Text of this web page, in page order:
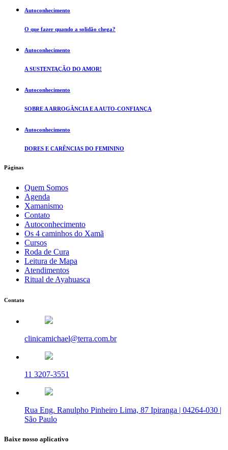
Autoconhecimento
O que fazer quando a solidão chega?
Autoconhecimento
A SUSTENTAÇÃO DO AMOR!
Autoconhecimento
SOBRE A ARROGÂNCIA E A AUTO-CONFIANÇA
Autoconhecimento
DORES E CARÊNCIAS DO FEMININO
Páginas
Quem Somos
Agenda
Xamanismo
Contato
Autoconhecimento
Os 4 caminhos do Xamã
Cursos
Roda de Cura
Leitura de Mapa
Atendimentos
Ritual de Ayahuasca
Contato
clinicamichael@terra.com.br
11 3207-3551
Rua Eng. Ranulpho Pinheiro Lima, 87 Ipiranga | 04264-030 |
São Paulo
Baixe nosso aplicativo